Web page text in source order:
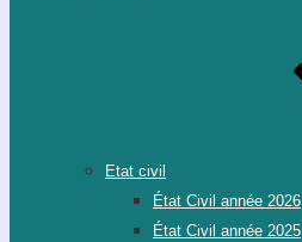
Etat civil
État Civil année 2026
État Civil année 2025